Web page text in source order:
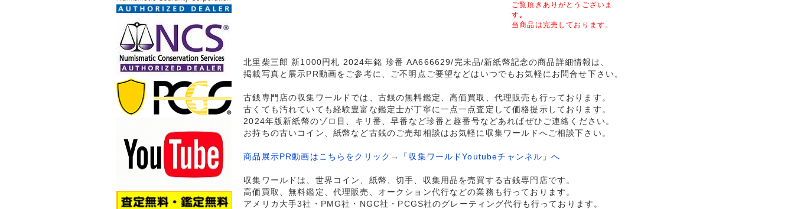
ご覧頂きありがとうございま
す｡
当商品は完売しております。
北里柴三郎 新1000円札 2024年銘 珍番 AA666629/完未品/新紙幣記念の商品詳細情報は、
掲載写真と展示PR動画をご参考に、ご不明点ご要望などはいつでもお気軽にお問合せ下さい。
古銭専門店の収集ワールドでは、古銭の無料鑑定、高価買取、代理販売も行っております。
古くても汚れていても経験豊富な鑑定士が丁寧に一点一点査定して価格提示しております。
2024年版新紙幣のゾロ目、キリ番、早番など珍番と趣番号などあればぜひご連絡ください。
お持ちの古いコイン、紙幣など古銭のご売却相談はお気軽に収集ワールドへご相談下さい。
商品展示PR動画はこちらをクリック→「収集ワールドYoutubeチャンネル」へ
収集ワールドは、世界コイン、紙幣、切手、収集用品を売買する古銭専門店です。
高価買取、無料鑑定、代理販売、オークション代行などの業務も行っております。
アメリカ大手3社・PMG社・NGC社・PCGS社のグレーティング代行も行っております。